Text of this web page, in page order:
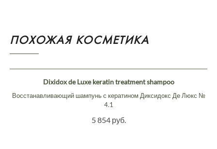
ПОХОЖАЯ КОСМЕТИКА
Dixidox de Luxe keratin treatment shampoo
Восстанавливающий шампунь с кератином Диксидокс Де Люкс №
4.1
5 854 руб.